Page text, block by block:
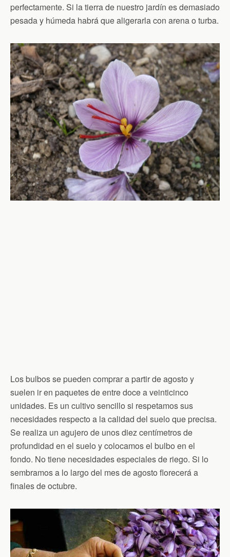
perfectamente. Si la tierra de nuestro jardín es demasiado
pesada y húmeda habrá que aligerarla con arena o turba.
Los bulbos se pueden comprar a partir de agosto y
suelen ir en paquetes de entre doce a veinticinco
unidades. Es un cultivo sencillo si respetamos sus
necesidades respecto a la calidad del suelo que precisa.
Se realiza un agujero de unos diez centímetros de
profundidad en el suelo y colocamos el bulbo en el
fondo. No tiene necesidades especiales de riego. Si lo
sembramos a lo largo del mes de agosto florecerá a
finales de octubre.